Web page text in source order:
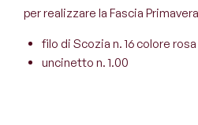
per realizzare la Fascia
filo di Scozia n. 16 colore
uncinetto n. 1.00